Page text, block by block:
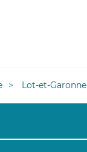
Lot-et-Garonne